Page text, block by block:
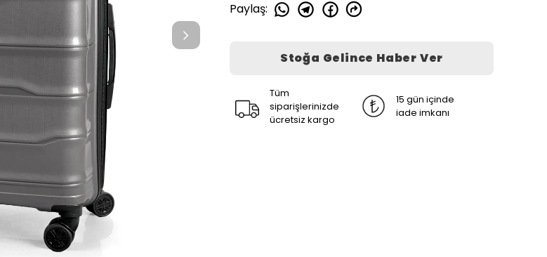
Paylaş:
Stoğa Gelince Haber Ver
Tüm
siparişlerinizde
ücretsiz kargo
15 gün içinde
iade imkanı